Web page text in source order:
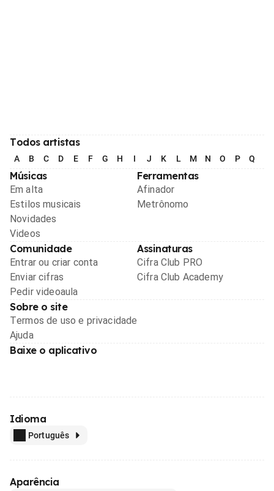
Todos artistas
A B C D E F G H I J K L M N O P Q
Músicas
Em alta
Estilos musicais
Novidades
Videos
Ferramentas
Afinador
Metrônomo
Comunidade
Entrar ou criar conta
Enviar cifras
Pedir videoaula
Assinaturas
Cifra Club PRO
Cifra Club Academy
Sobre o site
Termos de uso e privacidade
Ajuda
Baixe o aplicativo
Idioma
Português
Aparência